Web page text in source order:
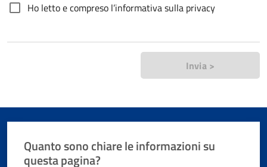
Ho letto e compreso l’informativa sulla privacy
Invia >
Quanto sono chiare le informazioni su
questa pagina?